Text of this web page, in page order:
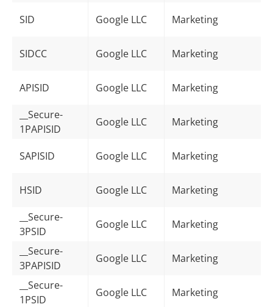
SID Google LLC Marketing
SIDCC Google LLC Marketing
APISID Google LLC
Marketing
__Secure-
1PAPISID
Google LLC Marketing
SAPISID Google LLC Marketing
HSID Google LLC
Marketing
__Secure-
3PSID
Google LLC
Marketing
__Secure-
3PAPISID
Google LLC
Marketing
__Secure-
1PSID
Google LLC Marketing